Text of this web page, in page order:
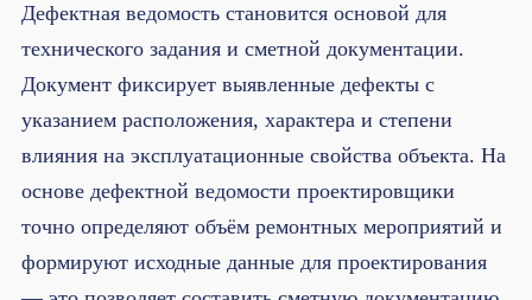
Дефектная ведомость становится основой для
технического задания и сметной документации.
Документ фиксирует выявленные дефекты с
указанием расположения, характера и степени
влияния на эксплуатационные свойства объекта. На
основе дефектной ведомости проектировщики
точно определяют объём ремонтных мероприятий и
формируют исходные данные для проектирования